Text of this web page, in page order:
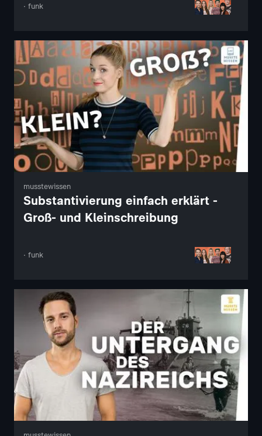
· funk
musstewissen
Substantivierung einfach erklärt -
Groß- und Kleinschreibung
· funk